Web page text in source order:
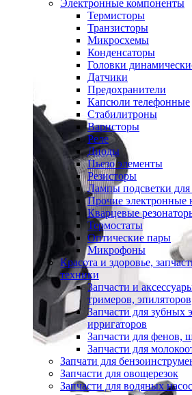
Электронные компоненты
Термисторы
Транзисторы
Микросхемы
Конденсаторы
Головки
Датчики
Предохранители
Капсюли телефонные
Стабилитроны
Варисторы
Реле
Диоды
Пьезо элементы
Резисторы
Лампы подсветки
Прочие электронные
Кварцевые
Термостаты
Оптические пары
Микрофоны
Красота и здоровье,
техники
Запчасти и
тримеров, эпиляторов
Запчасти для зубных
ирригаторов
Запчасти для фенов,
Запчасти для
Запчати для
Запчасти для овощерезок
Запчасти для водяных